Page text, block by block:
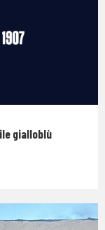
gialloblù